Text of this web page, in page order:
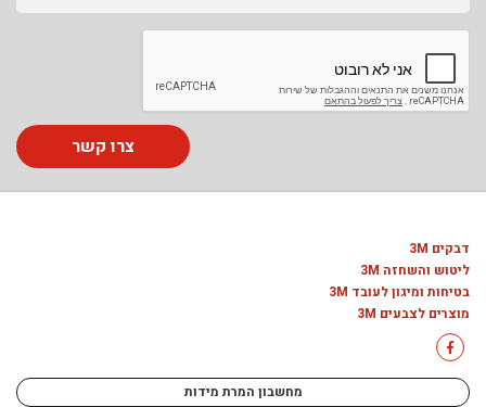
צרו קשר
דבקים 3M
ליטוש והשחזה 3M
בטיחות ומיגון לעובד 3M
מוצרים לצבעים 3M
מחשבון המרת מידות